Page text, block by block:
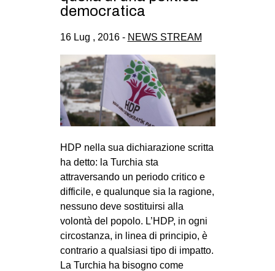
MUSICA
INTERNAZIONALE
AFRICA
AMERICHE
ESTREMO ORIENTE
MEDIO ORIENTE
MONDO
EVENTI
democratica
16 Lug , 2016 - NEWS STREAM
HDP nella sua dichiarazione scritta
ha detto: la Turchia sta
attraversando un periodo critico e
difficile, e qualunque sia la ragione,
nessuno deve sostituirsi alla
volontà del popolo. L’HDP, in ogni
circostanza, in linea di principio, è
contrario a qualsiasi tipo di impatto.
La Turchia ha bisogno come